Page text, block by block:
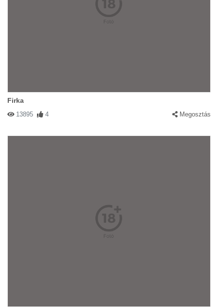
Firka
13895 4 Megosztás